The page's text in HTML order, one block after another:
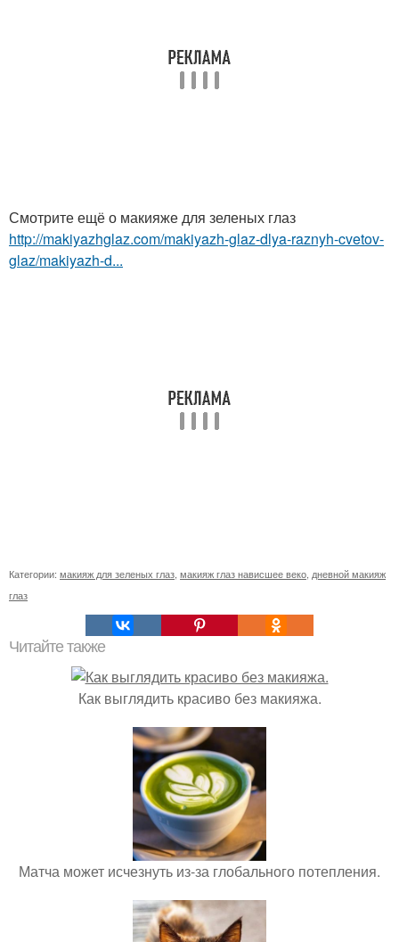
Смотрите ещё о макияже для зеленых глаз
http://makiyazhglaz.com/makiyazh-glaz-dlya-raznyh-cvetov-
glaz/makiyazh-d...
Категории: макияж для зеленых глаз макияж глаз нависшее веко дневной макияж
глаз
Читайте также
Как выглядить красиво без макияжа.
Матча может исчезнуть из-за глобального потепления.